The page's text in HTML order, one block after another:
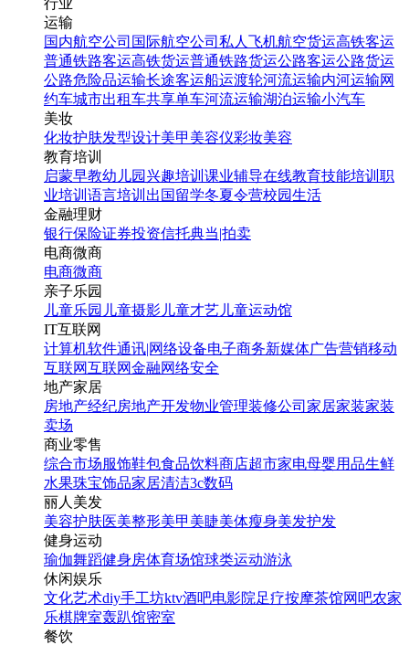
运输
国内航空公司 国际航空公司 私人飞机航空货运高铁客运
普通铁路客运高铁货运普通铁路货运公路客运公路货运
公路危险品运输长途客运船运渡轮河流运输内河运输网
约车城市出租车共享单车河流运输湖泊运输小汽车
美妆
化妆护肤发型设计美甲 美容仪彩妆美容
教育培训
启蒙早教幼儿园 兴趣培训 课业辅导在线教育技能培训 职
业培训 语言培训 出国留学冬夏令营校园生活
金融理财
银行保险证券投资信托典当|拍卖
电商微商
电商微商
亲子乐园
儿童乐园 儿童摄影 儿童才艺 儿童运动馆
IT互联网
计算机软件通讯|网络设备电子商务新媒体广告营销移动
互联网互联网金融网络安全
地产家居
房地产经纪房地产开发物业管理装修公司 家居家装家装
卖场
商业零售
综合市场服饰鞋包食品饮料商店超市家电母婴用品生鲜
水果珠宝饰品家居清洁3c数码
丽人美发
美容护肤医美整形美甲美睫美体瘦身美发护发
健身运动
瑜伽舞蹈健身房体育场馆球类运动游泳
休闲娱乐
文化艺术diy手工坊ktv酒吧电影院足疗按摩茶馆网吧农家
乐棋牌室轰趴馆密室
餐饮